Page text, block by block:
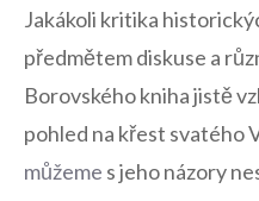
Jakákoli kritika
předmětem diskuse a
Borovského ‍kniha jistě
pohled na‍ křest svatého
můžeme s jeho názory